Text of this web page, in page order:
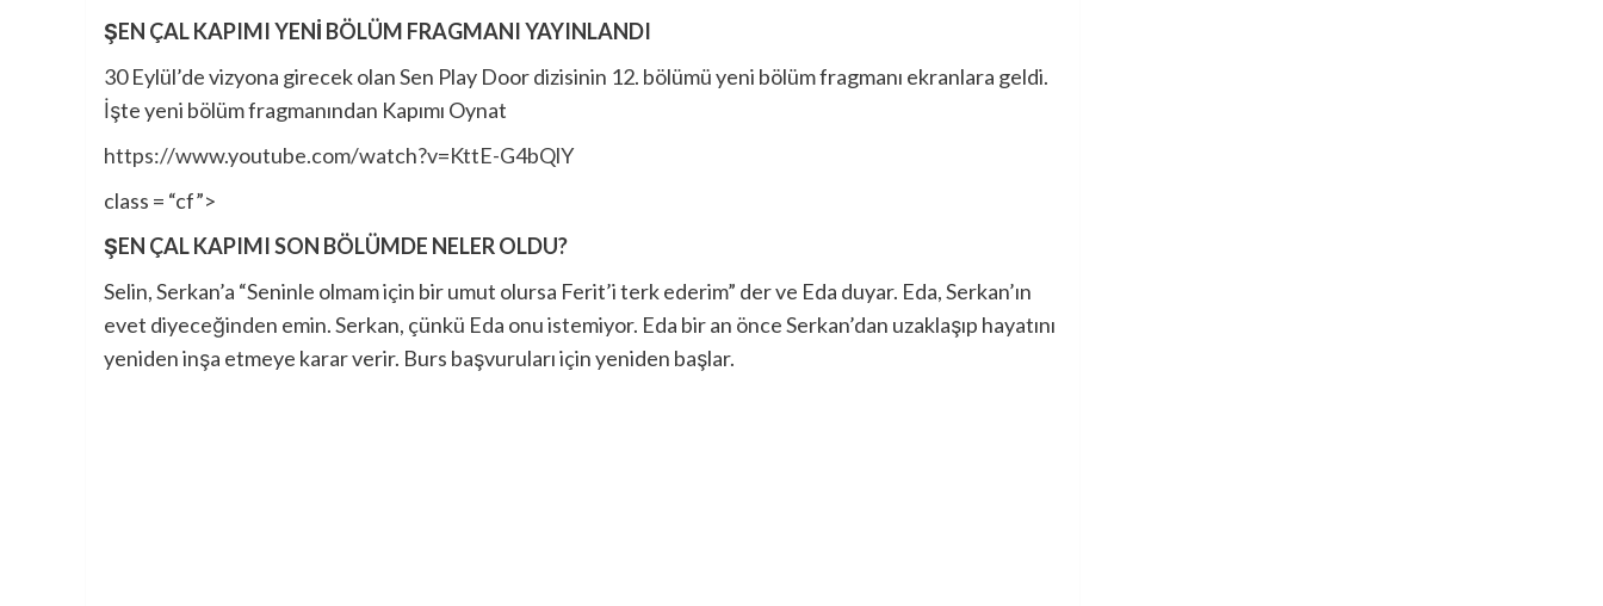
ŞEN ÇAL KAPIMI YENİ BÖLÜM FRAGMANI YAYINLANDI
30 Eylül’de vizyona girecek olan Sen Play Door dizisinin 12. bölümü yeni bölüm fragmanı ekranlara geldi.
İşte yeni bölüm fragmanından Kapımı Oynat
https://www.youtube.com/watch?v=KttE-G4bQlY
class = “cf”>
ŞEN ÇAL KAPIMI SON BÖLÜMDE NELER OLDU?
Selin, Serkan’a “Seninle olmam için bir umut olursa Ferit’i terk ederim” der ve Eda duyar. Eda, Serkan’ın
evet diyeceğinden emin. Serkan, çünkü Eda onu istemiyor. Eda bir an önce Serkan’dan uzaklaşıp hayatını
yeniden inşa etmeye karar verir. Burs başvuruları için yeniden başlar.